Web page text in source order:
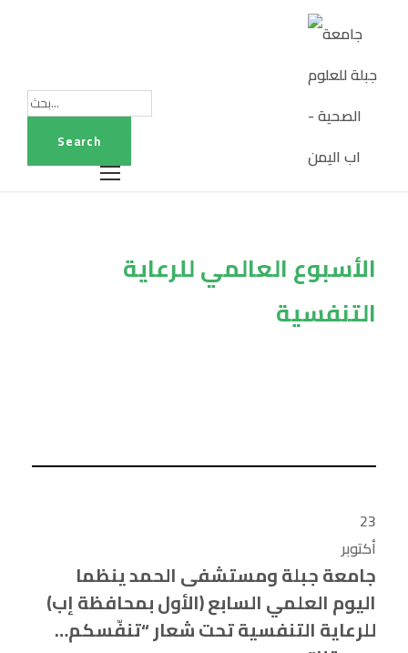
الأسبوع العالمي للرعاية
التنفسية
23
أكتوبر
جامعة جبلة ومستشفى الحمد ينظما
اليوم العلمي السابع (الأول بمحافظة إب)
للرعاية التنفسية تحت شعار “تنفّسكم…